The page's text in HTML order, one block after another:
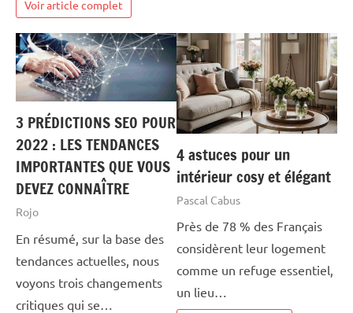
Voir article complet
3 PRÉDICTIONS SEO POUR
2022 : LES TENDANCES
IMPORTANTES QUE VOUS
DEVEZ CONNAÎTRE
Rojo
En résumé, sur la base des
tendances actuelles, nous
voyons trois changements
critiques qui se…
4 astuces pour un
intérieur cosy et élégant
Pascal Cabus
Près de 78 % des Français
considèrent leur logement
comme un refuge essentiel,
un lieu…